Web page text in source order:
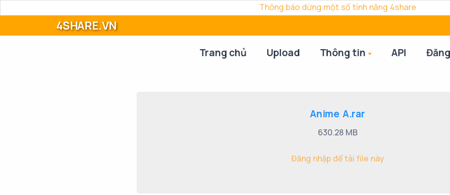
Thông báo dừng một số tính năng 4share
4SHARE.VN
Trang chủ Upload Thông tin API
Anime A.rar
630.28 MB
Đăng nhập để tải file này